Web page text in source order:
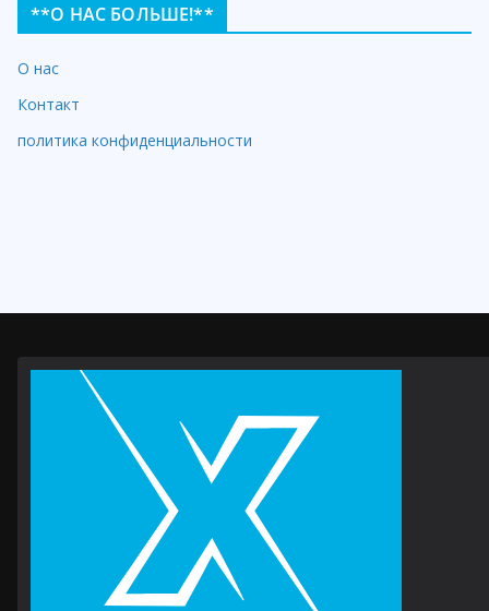
**О НАС БОЛЬШЕ!**
О нас
Контакт
политика конфиденциальности